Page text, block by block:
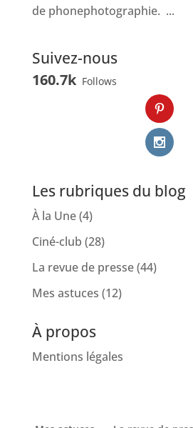
de phonephotographie. ...
Suivez-nous
160.7k Follows
Les rubriques du blog
À la Une(4)
Ciné-club (28)
La revue de presse(44)
Mes astuces (12)
À propos
Mentions légales